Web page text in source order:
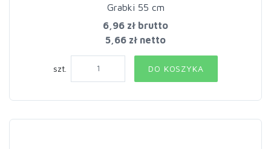
Grabki 55 cm
6,96 zł brutto
5,66 zł netto
szt. DO KOSZYKA